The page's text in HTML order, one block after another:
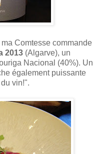
Comtesse commande
2013 (Algarve), un
Nacional (40%). Un
également puissante
vin!".